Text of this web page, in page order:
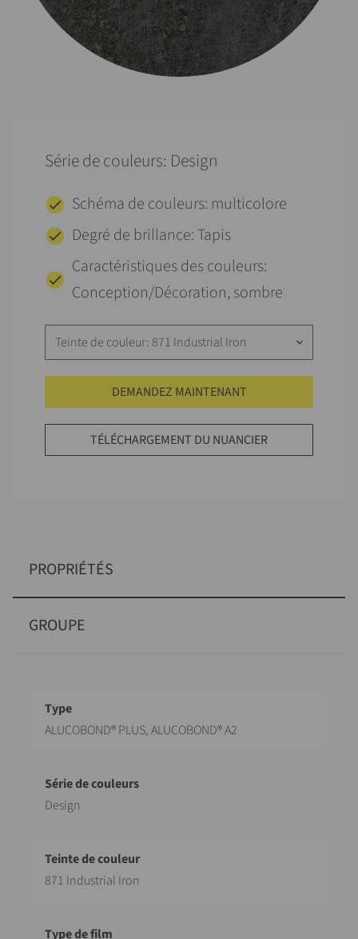
Série de couleurs: Design
Schéma de couleurs: multicolore
Degré de brillance: Tapis
Caractéristiques des couleurs:
Conception/Décoration, sombre
Teinte de couleur: 871 Industrial Iron keyboard_arrow_down
DEMANDEZ MAINTENANT
TÉLÉCHARGEMENT DU NUANCIER
PROPRIÉTÉS
GROUPE
Désignation
ALUCOBOND® PLUS, ALUCOBOND® A2
Design
871 Industrial Iron